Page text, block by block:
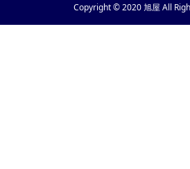
Copyright © 2020 旭屋 All